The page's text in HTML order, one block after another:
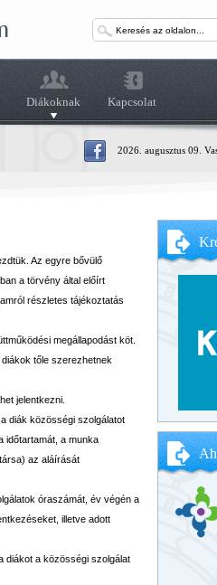
Diákoknak Kapcsolat
2026. augusztus 09.
Az egyre bővülő
a törvény által előírt
részletes tájékoztatás
megállapodást köt.
tőle szerezhetnek
jelentkezni.
diák közösségi szolgálatot
időtartamát, a munka
az aláírását
óraszámát, év végén a
illetve adott
diákot a közösségi szolgálat